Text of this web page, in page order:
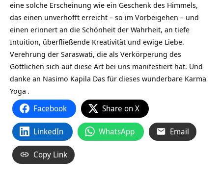
eine solche Erscheinung wie ein Geschenk des Himmels,
das einen unverhofft erreicht – so im Vorbeigehen – und
einen erinnert an die Schönheit der Wahrheit, an tiefe
Intuition, überfließende Kreativität und ewige Liebe.
Verehrung der Saraswati, die als Verkörperung des
Göttlichen sich auf diese Art bei uns manifestiert hat. Und
danke an Nasimo Kapila Das für dieses wunderbare Karma
Yoga .
Facebook Share on X
LinkedIn WhatsApp Email
Copy Link